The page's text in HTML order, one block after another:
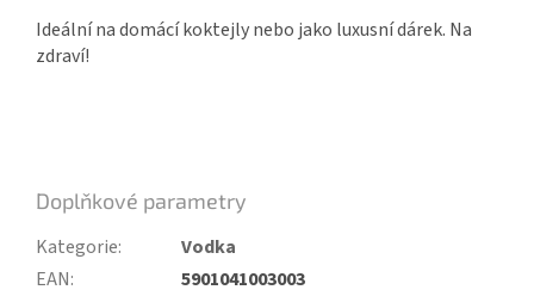
Ideální na domácí koktejly nebo jako luxusní dárek. Na
zdraví!
Doplňkové parametry
Kategorie:
Vodka
EAN:
5901041003003